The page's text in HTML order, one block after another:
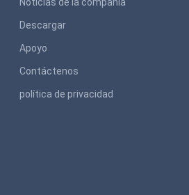
Descargar
Apoyo
Contáctenos
política de privacidad